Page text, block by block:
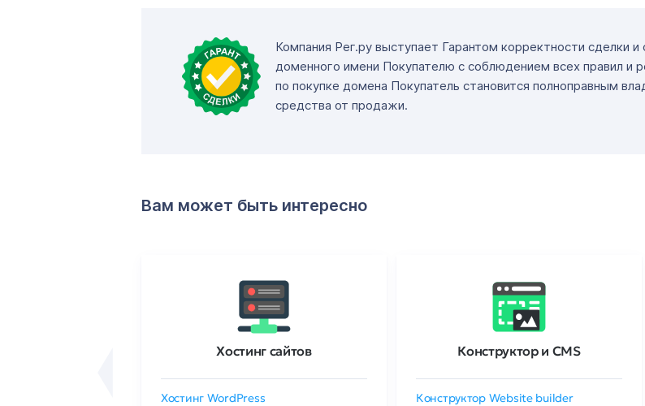
Компания Рег.ру выступает Гарантом корректности сделки
доменного имени Покупателю с соблюдением всех правил и
по покупке домена Покупатель становится полноправным
средства от продажи.
Вам может быть интересно
Хостинг сайтов
Хостинг WordPress
Конструктор и CMS
Конструктор Website builder